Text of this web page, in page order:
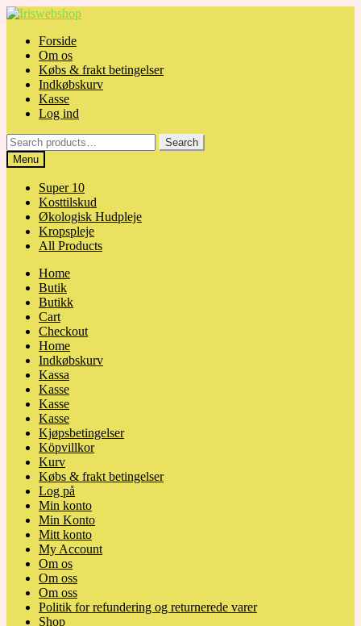
Skip
navigation
Skip
contentForside
Om os
Købs & frakt betingelser
Indkøbskurv
Kasse
Log ind
Search
for:
Search
Menu
Super 10
Kosttilskud
Økologisk Hudpleje
Kropspleje
All Products
Home
Butik
Butikk
Cart
Checkout
Home
Indkøbskurv
Kassa
Kasse
Kasse
Kasse
Kjøpsbetingelser
Köpvillkor
Kurv
Købs & frakt betingelser
Log på
Min konto
Min Konto
Mitt konto
My Account
Om os
Om oss
Om oss
Politik for refundering og returnerede varer
Shop